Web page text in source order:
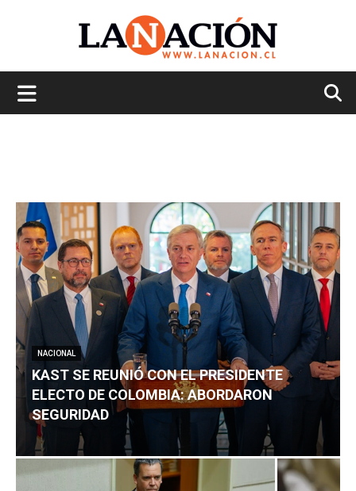
NACIONAL
KAST SE REUNIÓ CON EL PRESIDENTE
ELECTO DE COLOMBIA: ABORDARON
SEGURIDAD